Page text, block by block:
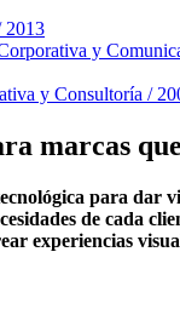
2013
y
y Consultoría /
marcas
para dar
de cada
experiencias